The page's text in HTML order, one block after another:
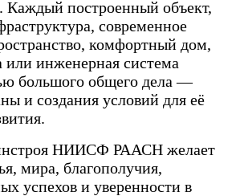
Каждый построенный объект,
современное
комфортный дом,
или инженерная система
большого общего дела —
и создания условий для её
НИИСФ РААСН желает
мира, благополучия,
успехов и уверенности в